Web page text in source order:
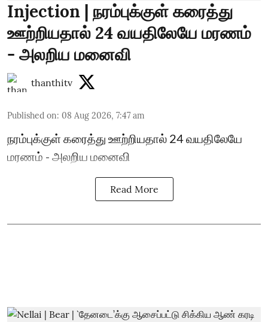
Injection | நரம்புக்குள் கரைத்து
ஊற்றியதால் 24 வயதிலேயே மரணம்
- அலறிய மனைவி
thanthitv
Published on: 08 Aug 2026, 7:47 am
நரம்புக்குள் கரைத்து ஊற்றியதால் 24 வயதிலேயே
மரணம் - அலறிய மனைவி
Read More